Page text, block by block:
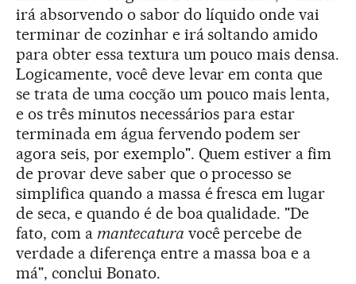
irá absorvendo o sabor do líquido onde vai
terminar de cozinhar e irá soltando amido
para obter essa textura um pouco mais densa.
Logicamente, você deve levar em conta que
se trata de uma cocção um pouco mais lenta,
e os três minutos necessários para estar
terminada em água fervendo podem ser
agora seis, por exemplo". Quem estiver a fim
de provar deve saber que o processo se
simplifica quando a massa é fresca em lugar
de seca, e quando é de boa qualidade. "De
fato, com a mantecatura você percebe de
verdade a diferença entre a massa boa e a
má", conclui Bonato.